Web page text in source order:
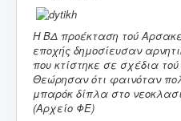
Η ΒΔ προέκταση τού
εποχής δημοσίευσαν
που κτίστηκε σε σχέδια
Θεώρησαν ότι φαινόταν
μπαρόκ δίπλα στο
(Αρχείο ΦΕ)